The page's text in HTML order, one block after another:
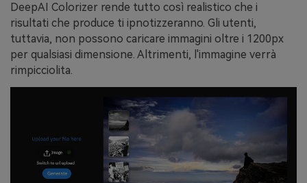
DeepAI Colorizer rende tutto così realistico che i
risultati che produce ti ipnotizzeranno. Gli utenti,
tuttavia, non possono caricare immagini oltre i 1200px
per qualsiasi dimensione. Altrimenti, l'immagine verrà
rimpicciolita.